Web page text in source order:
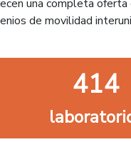
una completa oferta
de movilidad
414